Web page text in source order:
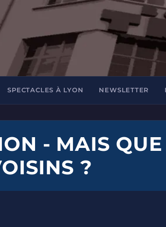
SPECTACLES À LYON NEWSLETTER
- MAIS
?